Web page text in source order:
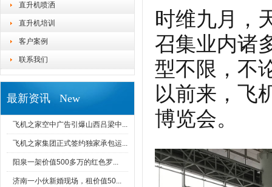
直升机喷洒
直升机培训
客户案例
联系我们
最新资讯 New
飞机之家空中广告引爆山西吕梁中...
飞机之家集团正式签约独家承包运...
阳泉一架价值500多万的红色罗...
济南一小伙新婚现场，租价值50...
时维九月，
召集业内诸
型不限，不
以前来，飞
博览会。